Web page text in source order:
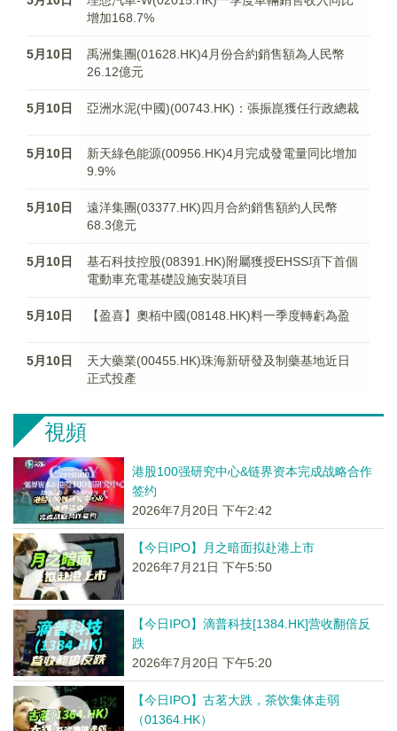
增加168.7%
5月10日
禹洲集團(01628.HK)4月份合約銷售額為人民幣
26.12億元
5月10日 亞洲水泥(中國)(00743.HK)：張振崑獲任行政總裁
5月10日
新天綠色能源(00956.HK)4月完成發電量同比增加
9.9%
5月10日
遠洋集團(03377.HK)四月合約銷售額約人民幣
68.3億元
5月10日
基石科技控股(08391.HK)附屬獲授EHSS項下首個
電動車充電基礎設施安裝項目
5月10日 【盈喜】奧栢中國(08148.HK)料一季度轉虧為盈
5月10日
天大藥業(00455.HK)珠海新研發及制藥基地近日
正式投產
視頻
港股100强研究中心&链界资本完成战略合作
签约
2026年7月20日 下午2:42
【今日IPO】月之暗面拟赴港上市
2026年7月21日 下午5:50
【今日IPO】滴普科技[1384.HK]营收翻倍反
跌
2026年7月20日 下午5:20
【今日IPO】古茗大跌，茶饮集体走弱
（01364.HK）